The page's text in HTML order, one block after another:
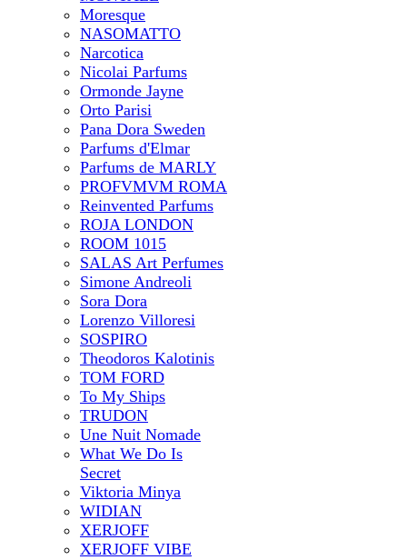
Moresque
NASOMATTO
Narcotica
Nicolai Parfums
Ormonde Jayne
Orto Parisi
Pana Dora Sweden
Parfums d'Elmar
Parfums de MARLY
PROFVMVM ROMA
Reinvented Parfums
ROJA LONDON
ROOM 1015
SALAS Art Perfumes
Simone Andreoli
Sora Dora
Lorenzo Villoresi
SOSPIRO
Theodoros Kalotinis
TOM FORD
To My Ships
TRUDON
Une Nuit Nomade
What We Do Is
Secret
Viktoria Minya
WIDIAN
XERJOFF
XERJOFF VIBE